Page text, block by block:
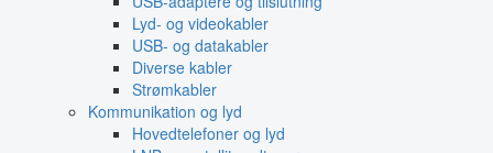
Lyd- og videokabler
USB- og datakabler
Diverse kabler
Strømkabler
Kommunikation og lyd
Hovedtelefoner og lyd